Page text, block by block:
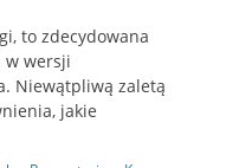
to zdecydowana
w wersji
Niewątpliwą zaletą
jakie